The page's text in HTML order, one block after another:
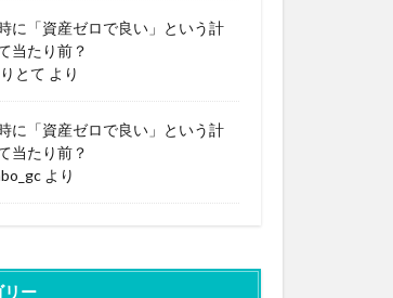
に「資産ゼロで良い」という計
当たり前？
とて より
に「資産ゼロで良い」という計
当たり前？
より
リー